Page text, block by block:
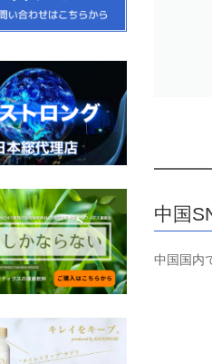
中国
中国国内